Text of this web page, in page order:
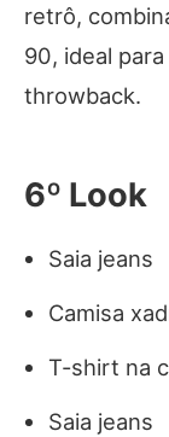
retrô,
90, ideal
throwback.
6º Look
Saia jeans
Camisa
T-shirt na
Saia jeans